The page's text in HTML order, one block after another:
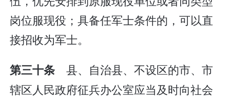
岗位服现役；具备任军士条件的，可以直
接招收为军士。
第三十条 县、自治县、不设区的市、市
辖区人民政府征兵办公室应当及时向社会